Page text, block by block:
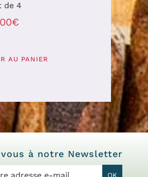
de 4
€
AU PANIER
à notre Newsletter